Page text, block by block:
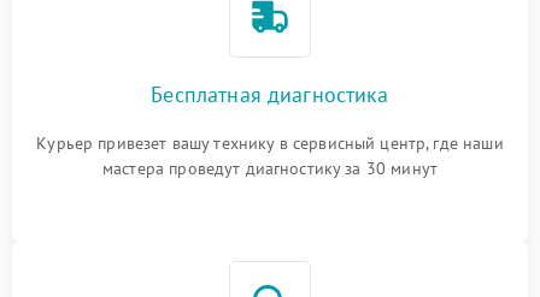
Бесплатная диагностика
Курьер привезет вашу технику в сервисный центр, где наши
мастера проведут диагностику за 30 минут